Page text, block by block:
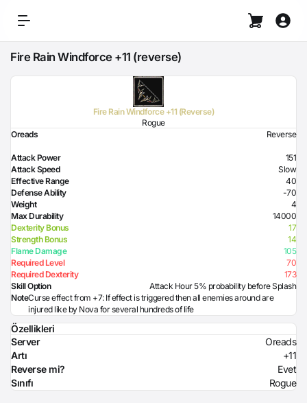
Fire Rain Windforce +11 (reverse)
Fire Rain Windforce +11 (Reverse)
Rogue
Oreads
Reverse
Attack Power
151
Attack Speed
Slow
Effective Range
40
Defense Ability
-70
Weight
4
Max Durability
14000
Dexterity Bonus
17
Strength Bonus
14
Flame Damage
105
Required Level
70
Required Dexterity
173
Skill Option
Attack Hour 5% probability before Splash
NoteCurse effect from +7: If effect is triggered then all enemies around are
injured like by Nova for several hundreds of life
Özellikleri
Server
Oreads
Artı
+11
Reverse mi?
Evet
Sınıfı
Rogue